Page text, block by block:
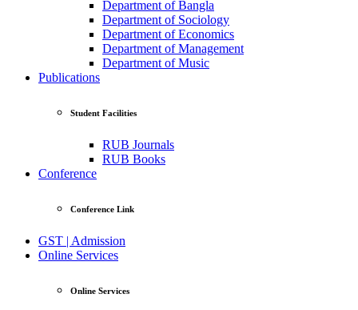
Department of Bangla
Department of Sociology
Department of Economics
Department of Management
Department of Music
Publications
Student Facilities
RUB Journals
RUB Books
Conference
Conference Link
GST | Admission
Online Services
Online Services